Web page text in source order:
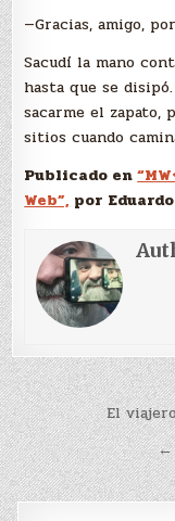
—Gracias, amigo,
Sacudí la mano
hasta que se
sacarme el zapato,
sitios cuando
Publicado en
Web”, por
de
entradas
El
←